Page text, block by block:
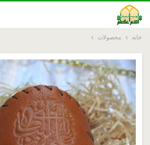
خانه محصولات